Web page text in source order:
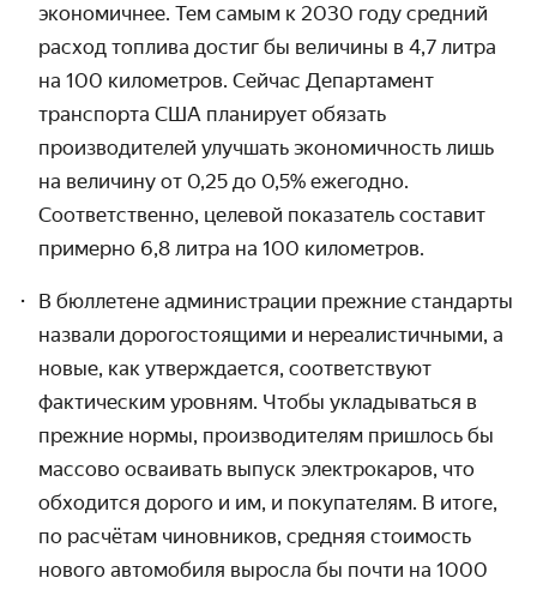
экономичнее. Тем самым к 2030 году средний
расход топлива достиг бы величины в 4,7 литра
на 100 километров. Сейчас Департамент
транспорта США планирует обязать
производителей улучшать экономичность лишь
на величину от 0,25 до 0,5% ежегодно.
Соответственно, целевой показатель составит
примерно 6,8 литра на 100 километров.
В бюллетене администрации прежние стандарты
назвали дорогостоящими и нереалистичными, а
новые, как утверждается, соответствуют
фактическим уровням. Чтобы укладываться в
прежние нормы, производителям пришлось бы
массово осваивать выпуск электрокаров, что
обходится дорого и им, и покупателям. В итоге,
по расчётам чиновников, средняя стоимость
нового автомобиля выросла бы почти на 1000